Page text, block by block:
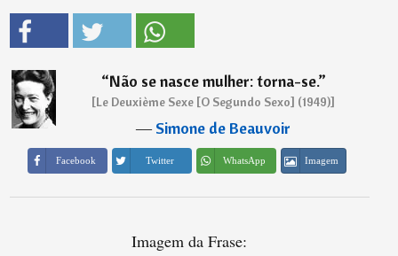
“Não se nasce mulher: torna-se.”
[Le Deuxième Sexe [O Segundo Sexo] (1949)]
―Simone de Beauvoir
Facebook Twitter WhatsApp Imagem
Imagem da Frase: